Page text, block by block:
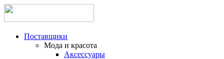
Поставщики
Мода и красота
Аксессуары